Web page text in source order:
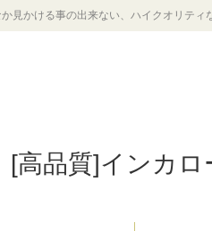
見かける事の出来ない、ハイクオリティ
[高品質]インカ